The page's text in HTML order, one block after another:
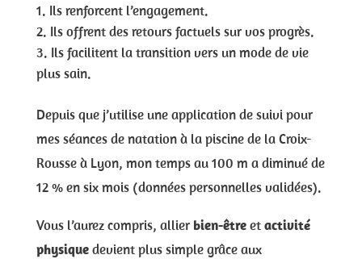
Ils renforcent l’engagement.
Ils offrent des retours factuels sur vos progrès.
Ils facilitent la transition vers un mode de vie
plus sain.
Depuis que j’utilise une application de suivi pour
mes séances de natation à la piscine de la Croix-
Rousse à Lyon, mon temps au 100 m a diminué de
12 % en six mois (données personnelles validées).
Vous l’aurez compris, allierbien-êtreetactivité
physiquedevient plus simple grâce aux